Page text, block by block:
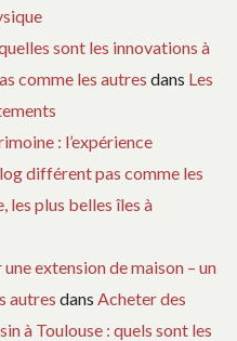
sont les innovations à
comme les autres dans Les
: l’expérience
différent pas comme les
les plus belles îles à
extension de maison – un
autres dans Acheter des
à Toulouse : quels sont les